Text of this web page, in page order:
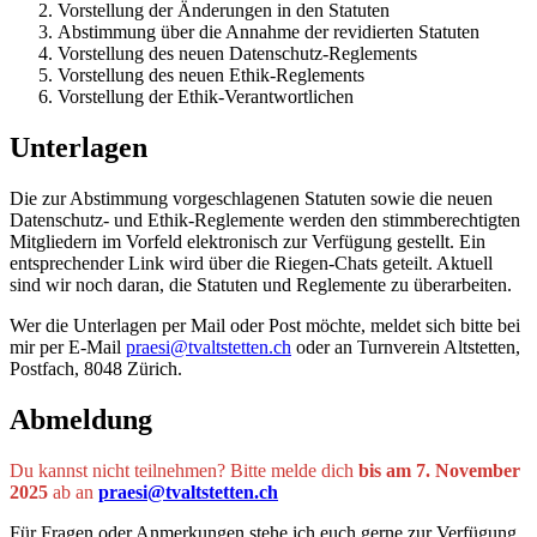
Vorstellung der Änderungen in den Statuten
Abstimmung über die Annahme der revidierten Statuten
Vorstellung des neuen Datenschutz-Reglements
Vorstellung des neuen Ethik-Reglements
Vorstellung der Ethik-Verantwortlichen
Unterlagen
Die zur Abstimmung vorgeschlagenen Statuten sowie die neuen
Datenschutz- und Ethik-Reglemente werden den stimmberechtigten
Mitgliedern im Vorfeld elektronisch zur Verfügung gestellt. Ein
entsprechender Link wird über die Riegen-Chats geteilt. Aktuell
sind wir noch daran, die Statuten und Reglemente zu überarbeiten.
Wer die Unterlagen per Mail oder Post möchte, meldet sich bitte bei
mir per E-Mail praesi@tvaltstetten.ch oder an Turnverein Altstetten,
Postfach, 8048 Zürich.
Abmeldung
Du kannst nicht teilnehmen? Bitte melde dich bis am 7. November
2025 ab an praesi@tvaltstetten.ch
Für Fragen oder Anmerkungen stehe ich euch gerne zur Verfügung.